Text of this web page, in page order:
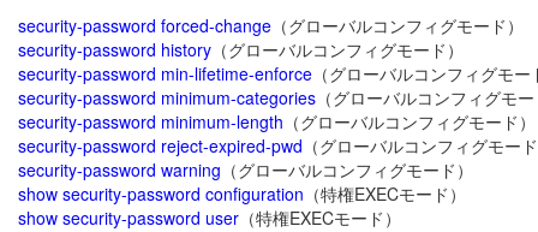
security-password forced-change （グローバルコンフィグモード）
security-password history （グローバルコンフィグモード）
security-password min-lifetime-enforce （グローバルコンフィグモー
security-password minimum-categories （グローバルコンフィグモ
security-password minimum-length （グローバルコンフィグモード）
security-password reject-expired-pwd （グローバルコンフィグモー
security-password warning （グローバルコンフィグモード）
show security-password configuration （特権EXECモード）
show security-password user （特権EXECモード）